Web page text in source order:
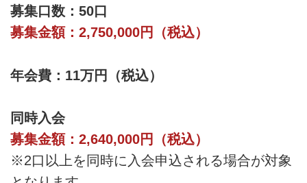
募集口数：50口
募集金額：2,750,000円（税込）
年会費：11万円（税込）
同時入会
募集金額：2,640,000円（税込）
※2口以上を同時に入会申込される場合が対象